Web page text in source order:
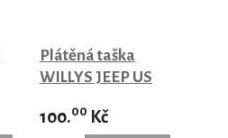
Plátěná taška
WILLYS JEEP US
100.00 Kč